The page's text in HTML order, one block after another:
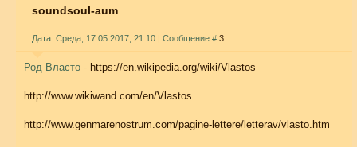
soundsoul-aum
Дата: Среда, 17.05.2017, 21:10 | Сообщение # 3
Род Власто - https://en.wikipedia.org/wiki/Vlastos
http://www.wikiwand.com/en/Vlastos
http://www.genmarenostrum.com/pagine-lettere/letterav/vlasto.htm